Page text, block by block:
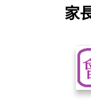
家